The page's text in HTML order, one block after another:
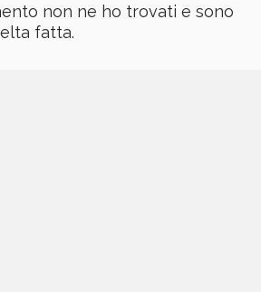
non ne ho trovati e sono
fatta.